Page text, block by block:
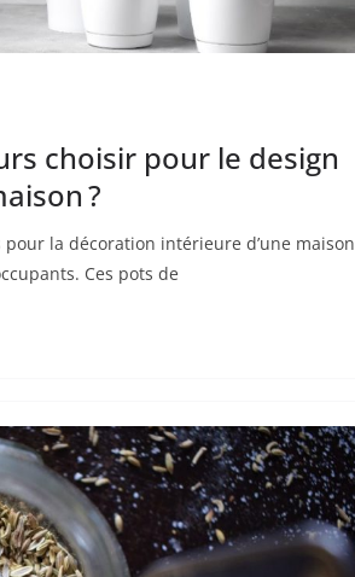
choisir pour le design
?
la décoration intérieure d’une maison
Ces pots de